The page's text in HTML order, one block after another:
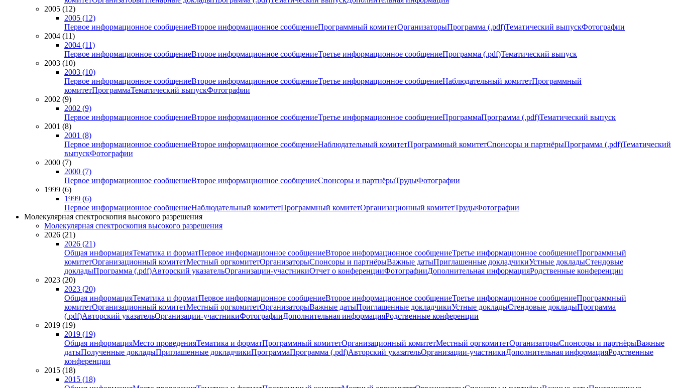
2005 (12)
2005 (12)
Первое информационное сообщениеВторое информационное сообщениеПрограммный комитетОрганизаторыПрограмма (.pdf)Тематический выпускФотографии
2004 (11)
2004 (11)
Первое информационное сообщениеВторое информационное сообщениеТретье информационное сообщениеПрограмма (.pdf)Тематический выпуск
2003 (10)
2003 (10)
Первое информационное сообщениеВторое информационное сообщениеТретье информационное сообщениеНаблюдательный комитетПрограммный
комитетПрограммаТематический выпускФотографии
2002 (9)
2002 (9)
Первое информационное сообщениеВторое информационное сообщениеТретье информационное сообщениеПрограммаПрограмма (.pdf)Тематический выпуск
2001 (8)
2001 (8)
Первое информационное сообщениеВторое информационное сообщениеНаблюдательный комитетПрограммный комитетСпонсоры и партнёрыПрограмма (.pdf)Тематический
выпускФотографии
2000 (7)
2000 (7)
Первое информационное сообщениеВторое информационное сообщениеСпонсоры и партнёрыТрудыФотографии
1999 (6)
1999 (6)
Первое информационное сообщениеНаблюдательный комитетПрограммный комитетОрганизационный комитетТрудыФотографии
Молекулярная спектроскопия высокого разрешения
Молекулярная спектроскопия высокого разрешения
2026 (21)
2026 (21)
Общая информацияТематика и форматПервое информационное сообщениеВторое информационное сообщениеТретье информационное сообщениеПрограммный
комитетОрганизационный комитетМестный оргкомитетОрганизаторыСпонсоры и партнёрыВажные датыПриглашенные докладчикиУстные докладыСтендовые
докладыПрограмма (.pdf)Авторский указательОрганизации-участникиОтчет о конференцииФотографииДополнительная информацияРодственные конференции
2023 (20)
2023 (20)
Общая информацияТематика и форматПервое информационное сообщениеВторое информационное сообщениеТретье информационное сообщениеПрограммный
комитетОрганизационный комитетМестный оргкомитетОрганизаторыВажные датыПриглашенные докладчикиУстные докладыСтендовые докладыПрограмма
(.pdf)Авторский указательОрганизации-участникиФотографииДополнительная информацияРодственные конференции
2019 (19)
2019 (19)
Общая информацияМесто проведенияТематика и форматПрограммный комитетОрганизационный комитетМестный оргкомитетОрганизаторыСпонсоры и партнёрыВажные
датыПолученные докладыПриглашенные докладчикиПрограммаПрограмма (.pdf)Авторский указательОрганизации-участникиДополнительная информацияРодственные
конференции
2015 (18)
2015 (18)